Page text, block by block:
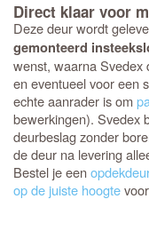
Direct klaar voor
Deze deur wordt
gemonteerd
wenst, waarna Svedex
en eventueel voor een
echte aanrader is om
bewerkingen). Svedex
deurbeslag zonder
de deur na levering
Bestel je een
op de juiste hoogte